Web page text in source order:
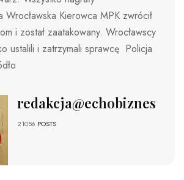
Kierowca MPK zwrócił
i został zaatakowany. Wrocławscy
ustalili i zatrzymali sprawcę Policja
redakcja@echobiznesu.pl
21056 POSTS